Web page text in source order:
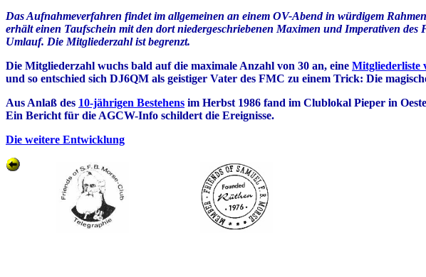
Das Aufnahmeverfahren findet im allgemeinen an einem OV-Abend in würdigem
erhält einen Taufschein mit den dort niedergeschriebenen Maximen und Imperativen
Umlauf. Die Mitgliederzahl ist begrenzt.
Die Mitgliederzahl wuchs bald auf die maximale Anzahl von 30 an, eine Mitgliederliste
und so entschied sich DJ6QM als geistiger Vater des FMC zu einem Trick: Die
Aus Anlaß des 10-jährigen Bestehens im Herbst 1986 fand im Clublokal Pieper in
Ein Bericht für die AGCW-Info schildert die Ereignisse.
Die weitere Entwicklung